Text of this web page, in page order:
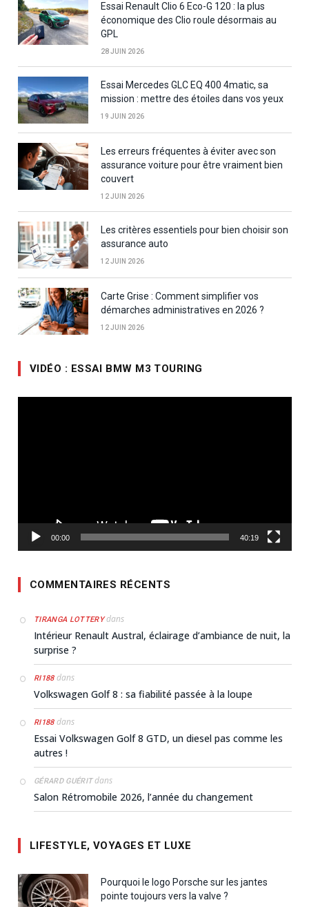
Essai Renault Clio 6 Eco-G 120 : la plus
économique des Clio roule désormais au
GPL
28 JUIN 2026
Essai Mercedes GLC EQ 400 4matic, sa
mission : mettre des étoiles dans vos yeux
19 JUIN 2026
Les erreurs fréquentes à éviter avec son
assurance voiture pour être vraiment bien
couvert
12 JUIN 2026
Les critères essentiels pour bien choisir son
assurance auto
12 JUIN 2026
Carte Grise : Comment simplifier vos
démarches administratives en 2026 ?
12 JUIN 2026
VIDÉO : ESSAI BMW M3 TOURING
00:00 40:19
COMMENTAIRES RÉCENTS
TIRANGA LOTTERYdans
Intérieur Renault Austral, éclairage d’ambiance de nuit, la
surprise ?
RI188dans
Volkswagen Golf 8 : sa fiabilité passée à la loupe
RI188dans
Essai Volkswagen Golf 8 GTD, un diesel pas comme les
autres !
GÉRARD GUÉRITdans
Salon Rétromobile 2026, l’année du changement
LIFESTYLE, VOYAGES ET LUXE
Pourquoi le logo Porsche sur les jantes
pointe toujours vers la valve ?